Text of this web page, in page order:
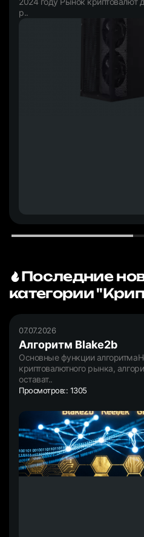
р..
Последние
категории
07.07.2026
Алгоритм Blake2b
Основные функции
криптовалютного рынка,
остават..
Просмотров:: 1305